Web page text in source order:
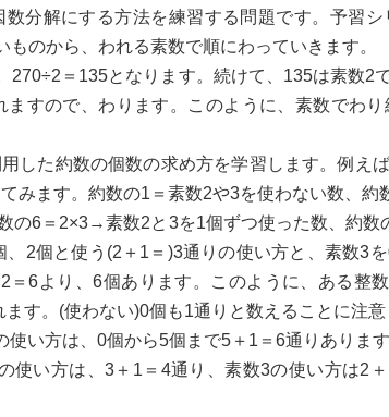
分解にする方法を練習する問題です。予習
のから、われる素数で順にわっていきます。
＝135となります。続けて、135は素数2
すので、わります。このように、素数でわ
した約数の個数の求め方を学習します。例え
みます。約数の1＝素数2や3を使わない数、
6＝2×3→素数2と3を1個ずつ使った数、約数
2個と使う(2＋1＝)3通りの使い方と、素数3
＝6より、6個あります。このように、ある整
す。(使わない)0個も1通りと数えることに注意
い方は、0個から5個まで5＋1＝6通りありま
使い方は、3＋1＝4通り、素数3の使い方は2